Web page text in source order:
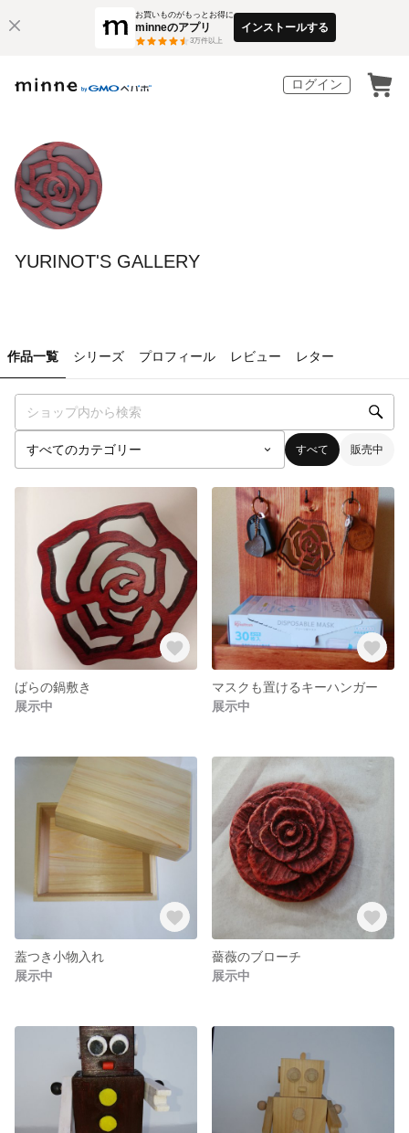
お買いものがもっとお得に
minneのアプリ
3万件以上
インストールする
ログイン
YURINOT'S GALLERY
作品一覧 シリーズ プロフィール レビュー レター
すべて 販売中
ばらの鍋敷き
展示中
マスクも置けるキーハンガー
展示中
蓋つき小物入れ
展示中
薔薇のブローチ
展示中